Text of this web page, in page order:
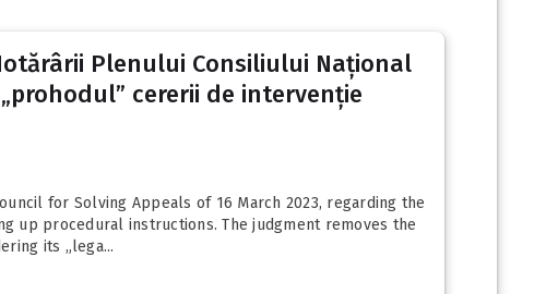
Plenului Consiliului Național
cererii de intervenție
for Solving Appeals of 16 March 2023, regarding the
up procedural instructions. The judgment removes the
its „lega...